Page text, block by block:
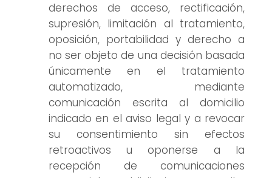
derechos de acceso, rectificación,
supresión, limitación al tratamiento,
oposición, portabilidad y derecho a
no ser objeto de una decisión basada
únicamente en el tratamiento
automatizado, mediante
comunicación escrita al domicilio
indicado en el aviso legal y a revocar
su consentimiento sin efectos
retroactivos u oponerse a la
recepción de comunicaciones